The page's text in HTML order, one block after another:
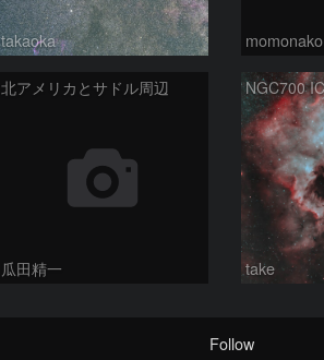
takaoka momonako
北アメリカとサドル周辺
瓜田精一 take
Follow